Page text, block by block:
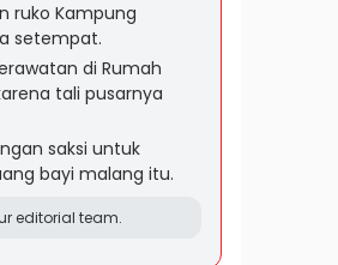
ruko Kampung
setempat.
di Rumah
tali pusarnya
saksi untuk
bayi malang itu.
editorial team.